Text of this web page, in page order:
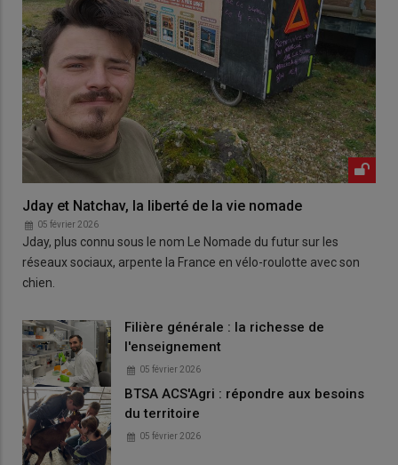
Jday et Natchav, la liberté de la vie nomade
05 février 2026
Jday, plus connu sous le nom Le Nomade du futur sur les
réseaux sociaux, arpente la France en vélo-roulotte avec son
chien.
Filière générale : la richesse de
l'enseignement
05 février 2026
BTSA ACS'Agri : répondre aux besoins
du territoire
05 février 2026